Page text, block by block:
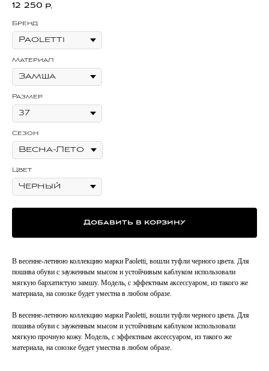
12 250 р.
Бренд
Материал
Размер
Сезон
Цвет
Добавить в корзину
В весенне-летнюю коллекцию марки Paoletti, вошли туфли черного цвета. Для
пошива обуви с зауженным мысом и устойчивым каблуком использовали
мягкую бархатистую замшу. Модель, с эффектным аксессуаром, из такого же
материала, на союзке будет уместна в любом образе.
В весенне-летнюю коллекцию марки Paoletti, вошли туфли черного цвета. Для
пошива обуви с зауженным мысом и устойчивым каблуком использовали
мягкую прочную кожу. Модель, с эффектным аксессуаром, из такого же
материала, на союзке будет уместна в любом образе.